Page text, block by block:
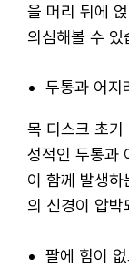
을 머리 뒤에
의심해볼 수 있
두통과 어지
목 디스크 초기
성적인 두통과
이 함께 발생
의 신경이 압박
팔에 힘이